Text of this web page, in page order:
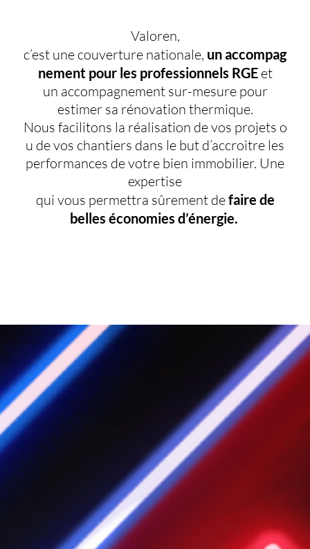
Valoren,
c’est une couverture nationale, unaccompag
nement pour les professionnels RGEet
un accompagnementsur-mesurepour
estimer sa rénovation thermique.
Nous facilitons la réalisation devos projets o
u devos chantiers dans le butd’accroitre les
performances devotre bien immobilier. Une
expertise
qui vous permettra sûrementdefaire de
belles économies d’énergie.